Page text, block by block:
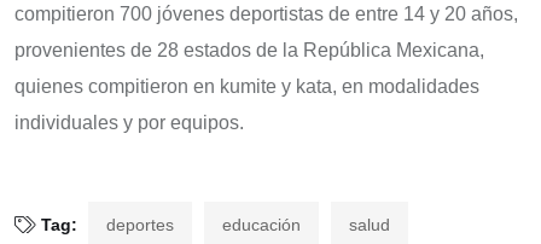
compitieron 700 jóvenes deportistas de entre 14 y 20 años,
provenientes de 28 estados de la República Mexicana,
quienes compitieron en kumite y kata, en modalidades
individuales y por equipos.
Tag: deportes educación salud